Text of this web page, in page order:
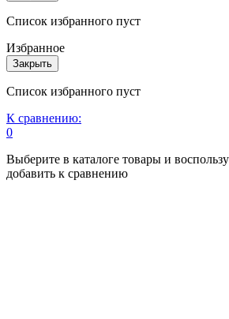
Список избранного пуст
Избранное
Закрыть
Список избранного пуст
К сравнению:
0
Выберите в каталоге товары и
добавить к сравнению